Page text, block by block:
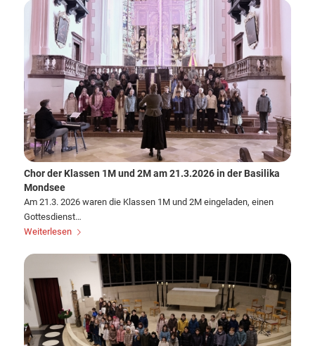
Chor der Klassen 1M und 2M am 21.3.2026 in der Basilika
Mondsee
Am 21.3. 2026 waren die Klassen 1M und 2M eingeladen, einen
Gottesdienst…
Weiterlesen